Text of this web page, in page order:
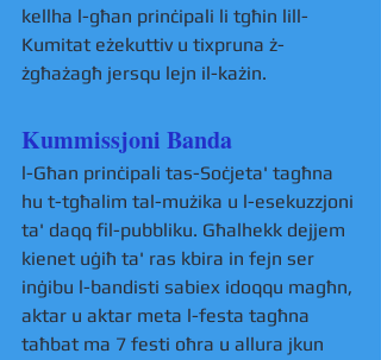
kellha l-għan prinċipali li tgħin lill-
Kumitat eżekuttiv u tixpruna ż-
żgħażagħ jersqu lejn il-każin.
Kummissjoni Banda
l-Għan prinċipali tas-Soċjeta' tagħna
hu t-tgħalim tal-mużika u l-esekuzzjoni
ta' daqq fil-pubbliku. Għalhekk dejjem
kienet uġiħ ta' ras kbira in fejn ser
inġibu l-bandisti sabiex idoqqu magħn,
aktar u aktar meta l-festa tagħna
taħbat ma 7 festi oħra u allura jkun